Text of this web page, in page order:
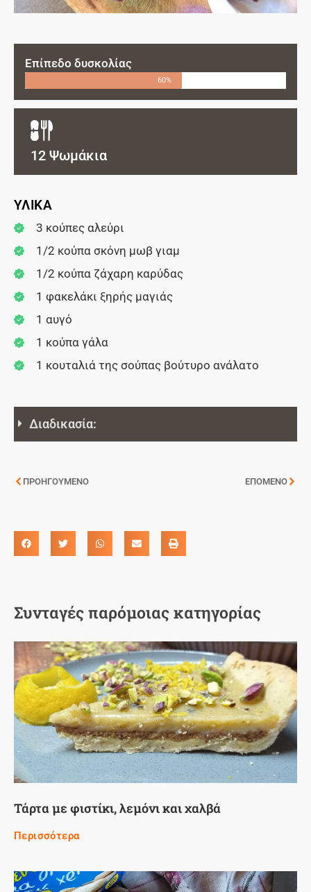
Επίπεδο δυσκολίας
60%
12 Ψωμάκια
ΥΛΙΚΑ
3 κούπες αλεύρι
1/2 κούπα σκόνη μωβ γιαμ
1/2 κούπα ζάχαρη καρύδας
1 φακελάκι ξηρής μαγιάς
1 αυγό
1 κούπα γάλα
1 κουταλιά της σούπας βούτυρο ανάλατο
Διαδικασία:
ΠΡΟΗΓΟΥΜΕΝΟ ΕΠΟΜΕΝΟ
Συνταγές παρόμοιας κατηγορίας
Τάρτα με φιστίκι, λεμόνι και χαλβά
Περισσότερα